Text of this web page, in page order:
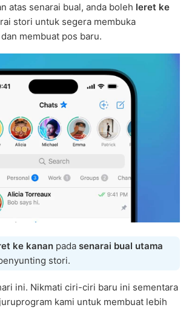
atas senarai bual, anda boleh leret ke
stori untuk segera membuka
dan membuat pos baru.
ke kanan pada senarai bual utama
stori.
ini. Nikmati ciri-ciri baru ini sementara
kami untuk membuat lebih